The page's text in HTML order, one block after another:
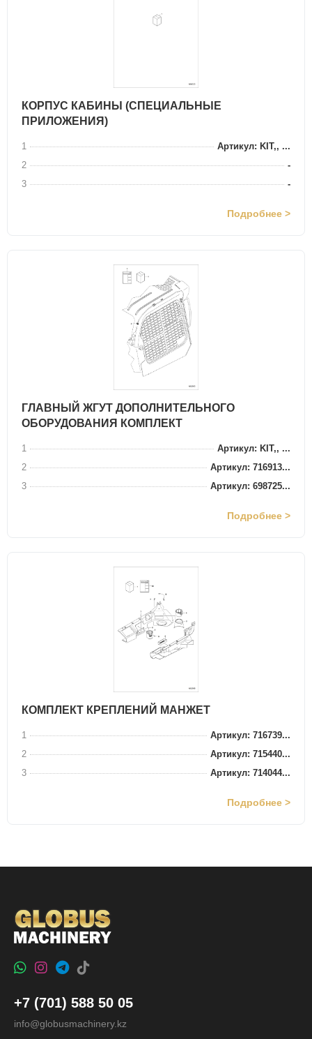
КОРПУС КАБИНЫ (СПЕЦИАЛЬНЫЕ
ПРИЛОЖЕНИЯ)
1
Артикул: KIT,, ...
2
-
3
-
Подробнее >
ГЛАВНЫЙ ЖГУТ ДОПОЛНИТЕЛЬНОГО
ОБОРУДОВАНИЯ КОМПЛЕКТ
1
Артикул: KIT,, ...
2
Артикул: 716913...
3
Артикул: 698725...
Подробнее >
КОМПЛЕКТ КРЕПЛЕНИЙ МАНЖЕТ
1
Артикул: 716739...
2
Артикул: 715440...
3
Артикул: 714044...
Подробнее >
+7 (701) 588 50 05
info@globusmachinery.kz